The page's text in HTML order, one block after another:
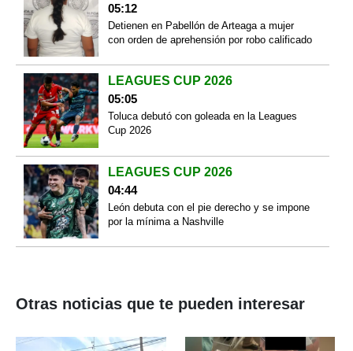
05:12
Detienen en Pabellón de Arteaga a mujer
con orden de aprehensión por robo calificado
LEAGUES CUP 2026
05:05
Toluca debutó con goleada en la Leagues
Cup 2026
LEAGUES CUP 2026
04:44
León debuta con el pie derecho y se impone
por la mínima a Nashville
Otras noticias que te pueden interesar